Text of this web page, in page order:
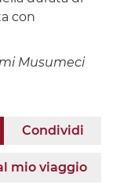
con
Musumeci
Condividi
mio viaggio